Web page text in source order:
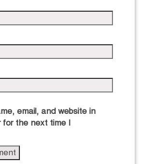
email, and website in
for the next time I